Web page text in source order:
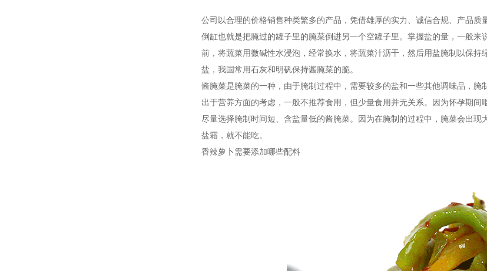
公司以合理的价格销售种类繁多的产品，凭借雄厚的实力、诚信合规、产品质
倒缸也就是把腌过的罐子里的腌菜倒进另一个空罐子里。掌握盐的量，一般
前，将蔬菜用微碱性水浸泡，经常换水，将蔬菜汁沥干，然后用盐腌制以保
盐，我国常用石灰和明矾保持酱腌菜的脆。
酱腌菜是腌菜的一种，由于腌制过程中，需要较多的盐和一些其他调味品，
出于营养方面的考虑，一般不推荐食用，但少量食用并无关系。因为怀孕期
尽量选择腌制时间短、含盐量低的酱腌菜。因为在腌制的过程中，腌菜会出
盐霜，就不能吃。
香辣萝卜需要添加哪些配料